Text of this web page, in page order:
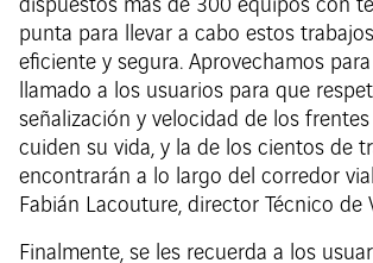
dispuestos más de 300 equipos con
punta para llevar a cabo estos
eficiente y segura. Aprovechamos
llamado a los usuarios para que
señalización y velocidad de los
cuiden su vida, y la de los cientos de
encontrarán a lo largo del corredor
Fabián Lacouture, director Técnico de
Finalmente, se les recuerda a los